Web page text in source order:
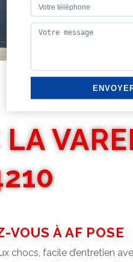
VOUS À AF POSE
chocs, facile d’entretien